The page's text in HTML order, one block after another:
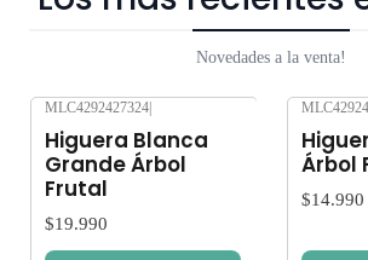
Novedades a la venta!
MLC4292427324|
Higuera Blanca
Grande Árbol
Frutal
$19.990
Árbol
$14.990